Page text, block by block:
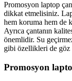
Promosyon laptop
dikkat etmelisiniz.
hem koruma hem de
Ayrıca çantanın
önemlidir. Su
gibi özellikleri de göz
Promosyon